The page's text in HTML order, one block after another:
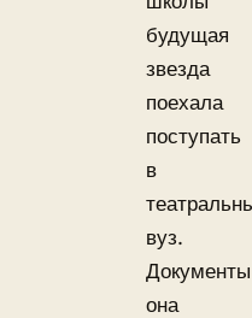
будущая
звезда
поехала
поступать
в
вуз.
Документы
она